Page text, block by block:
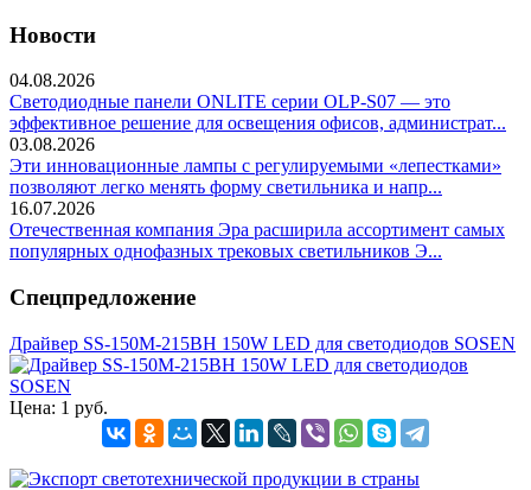
Новости
04.08.2026
Светодиодные панели ONLITE серии OLP-S07 — это
эффективное решение для освещения офисов, администрат...
03.08.2026
Эти инновационные лампы с регулируемыми «лепестками»
позволяют легко менять форму светильника и напр...
16.07.2026
Отечественная компания Эра расширила ассортимент самых
популярных однофазных трековых светильников Э...
Спецпредложение
Драйвер SS-150M-215BH 150W LED для светодиодов SOSEN
Цена: 1 руб.